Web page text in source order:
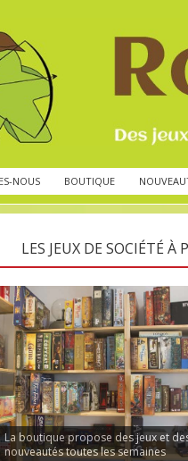
NOUS BOUTIQUE
LES JEUX DE SOCIÉTÉ À
La boutique propose des jeux et
nouveautés toutes les semaines